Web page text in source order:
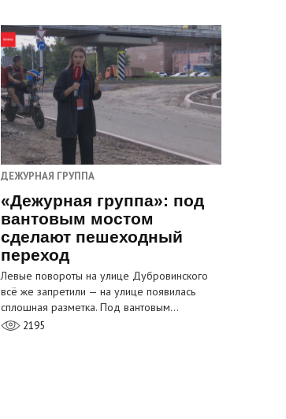
ДЕЖУРНАЯ ГРУППА
«Дежурная группа»: под
вантовым мостом
сделают пешеходный
переход
Левые повороты на улице Дубровинского
всё же запретили — на улице появилась
сплошная разметка. Под вантовым…
2195